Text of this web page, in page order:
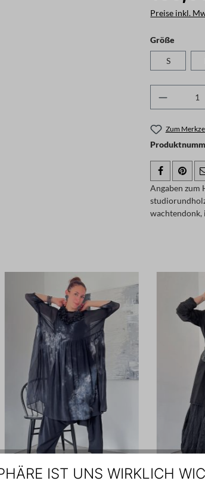
Preise inkl.
Größe
S
Zum
Angaben zum
IST UNS WIRKLICH